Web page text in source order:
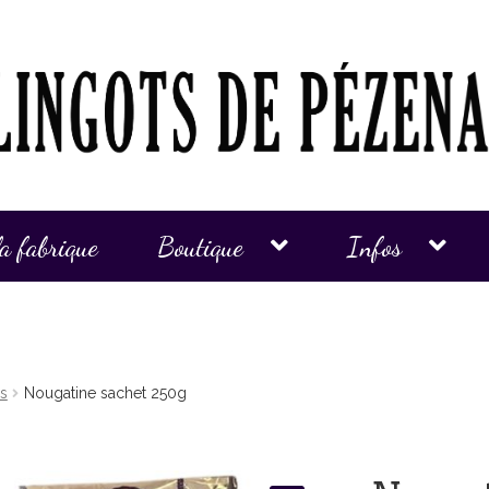
fabrique Boutique Infos
Nougatine sachet 250g